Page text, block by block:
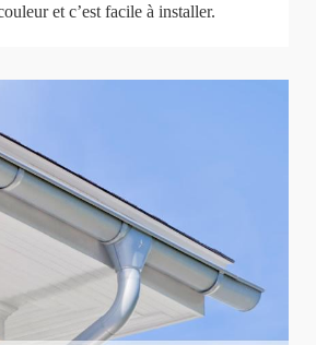
et c’est facile à installer.